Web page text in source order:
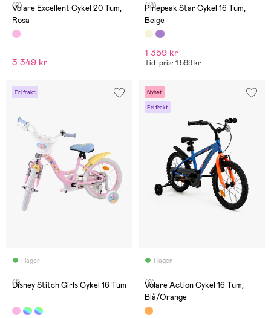
(0)
Volare Excellent Cykel 20 Tum,
Rosa
3 349 kr
(18)
Pinepeak Star Cykel 16 Tum,
Beige
1 359 kr
Tid. pris: 1 599 kr
Fri frakt
I lager
(1)
Disney Stitch Girls Cykel 16 Tum
Nyhet
Fri frakt
I lager
(0)
Volare Action Cykel 16 Tum,
Blå/Orange